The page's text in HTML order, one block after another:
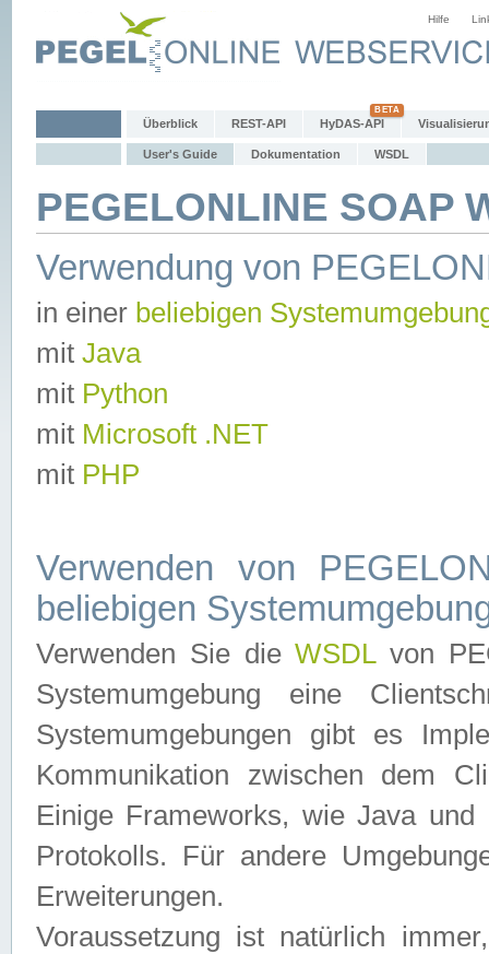
Hilfe
Überblick REST-API HyDAS-API
User's Guide Dokumentation WSDL
PEGELONLINE SOAP
Verwendung von
in einer beliebigen
mit Java
mit Python
mit Microsoft .NET
mit PHP
Verwenden von
beliebigen
Verwenden Sie dieWSDLvon
Systemumgebung eine
Systemumgebungen gibt es
Kommunikation zwischen dem
Einige Frameworks, wie Java
Protokolls. Für andere
Erweiterungen.
Voraussetzung ist natürlich